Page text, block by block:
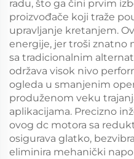
radu, što ga čini prvim
proizvođače koji traže
upravljanje kretanjem.
energije, jer troši znatno
sa tradicionalnim
održava visok nivo
ogleda u smanjenim
produženom veku
aplikacijama. Precizno
ovog dc motora sa
osigurava glatko,
eliminira mehanički